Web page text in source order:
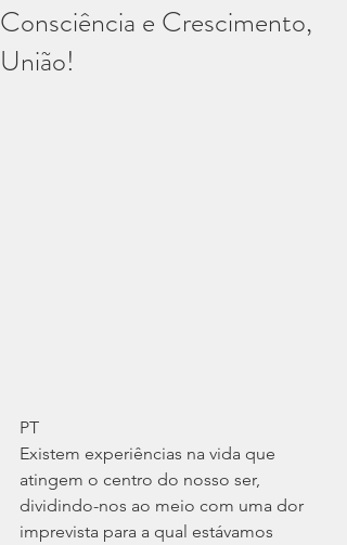
Consciência e Crescimento,
União!
PT
Existem experiências na vida que
atingem o centro do nosso ser,
dividindo-nos ao meio com uma dor
imprevista para a qual estávamos